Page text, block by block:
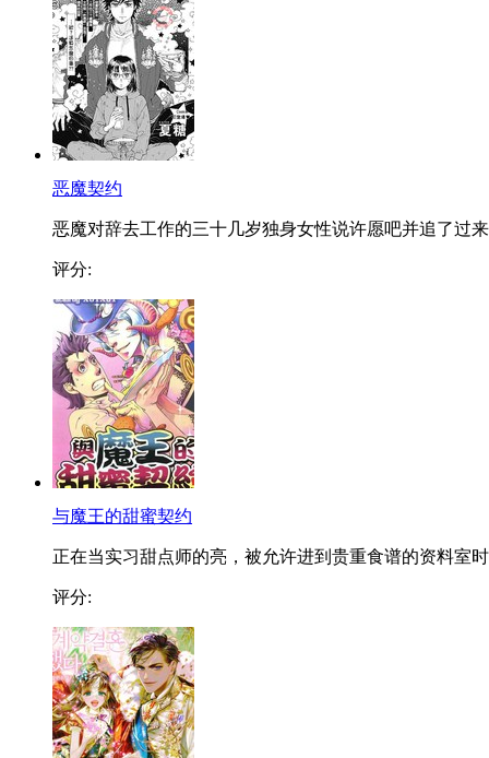
恶魔契约
恶魔对辞去工作的三十几岁独身女性说许愿吧并追了过
评分:
与魔王的甜蜜契约
正在当实习甜点师的亮，被允许进到贵重食谱的资料室
评分: